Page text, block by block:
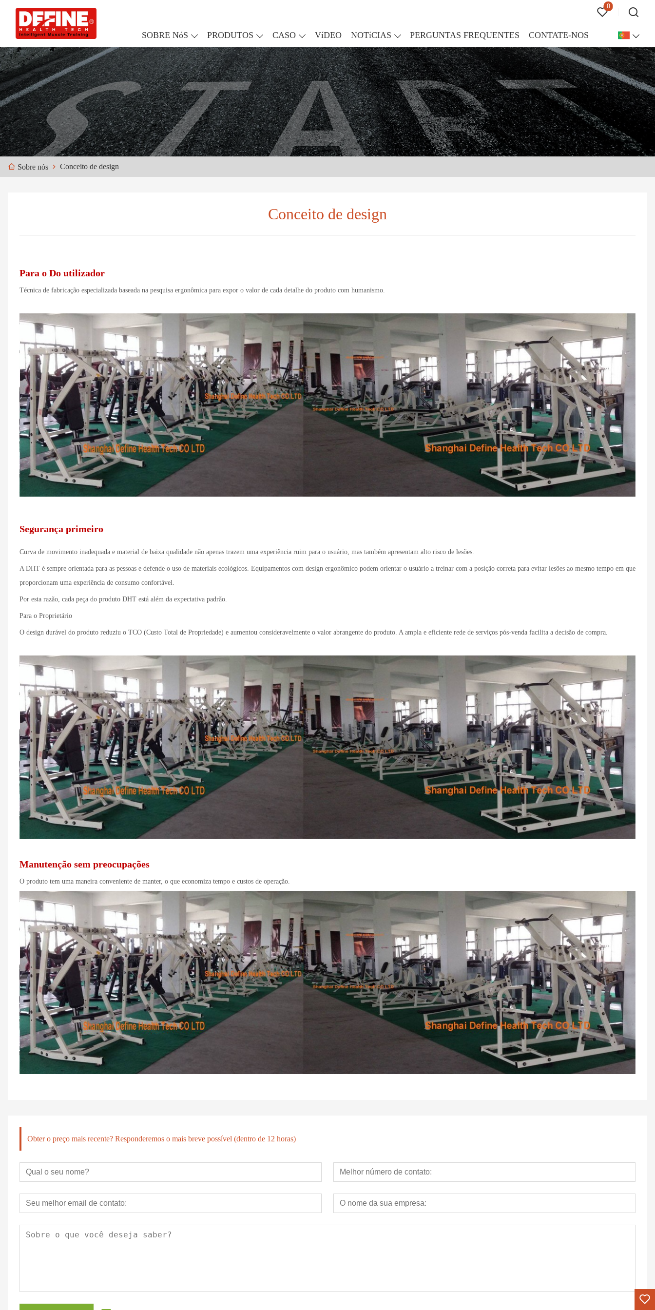
0
SOBRE NóS PRODUTOS CASO VíDEO NOTíCIAS PERGUNTAS FREQUENTES CONTATE-NOS
Sobre nós Conceito de design
Conceito de design
Para o Do utilizador
Técnica de fabricação especializada baseada na pesquisa ergonômica para expor o valor de cada detalhe do produto com humanismo.
Segurança primeiro
Curva de movimento inadequada e material de baixa qualidade não apenas trazem uma experiência ruim para o usuário, mas também apresentam alto risco de lesões.
A DHT é sempre orientada para as pessoas e defende o uso de materiais ecológicos. Equipamentos com design ergonômico podem orientar o usuário a treinar com a posição correta para evitar lesões ao mesmo tempo em que
proporcionam uma experiência de consumo confortável.
Por esta razão, cada peça do produto DHT está além da expectativa padrão.
Para o Proprietário
O design durável do produto reduziu o TCO (Custo Total de Propriedade) e aumentou consideravelmente o valor abrangente do produto. A ampla e eficiente rede de serviços pós-venda facilita a decisão de compra.
Manutenção sem preocupações
O produto tem uma maneira conveniente de manter, o que economiza tempo e custos de operação.
Obter o preço mais recente? Responderemos o mais breve possível (dentro de 12 horas)